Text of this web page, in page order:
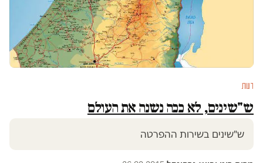
דעות
ש"שינים, לא ככה נשנה את העולם
ש"שינים בשירות ההפרטה